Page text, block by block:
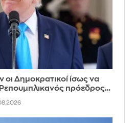
οι Δημοκρατικοί ίσως να
Ρεπουμπλικανός πρόεδρος…